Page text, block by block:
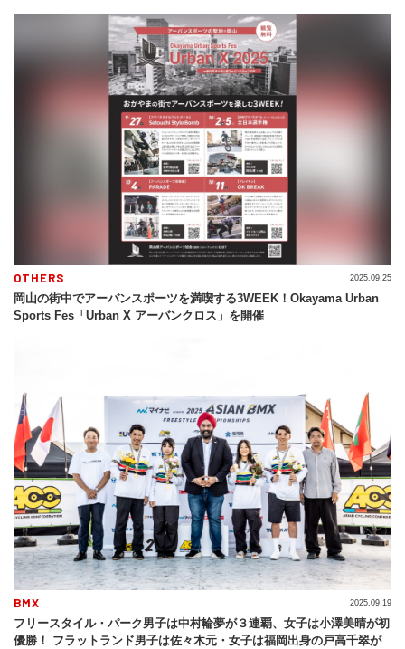
OTHERS
岡山の街中でアーバンスポーツを満喫する3WEEK！Okayama Urban
Sports Fes「Urban X アーバンクロス」を開催
2025.09.25
BMX
フリースタイル・パーク男子は中村輪夢が３連覇、女子は小澤美晴が初
優勝！ フラットランド男子は佐々木元・女子は福岡出身の戸高千翠が
2025.09.19